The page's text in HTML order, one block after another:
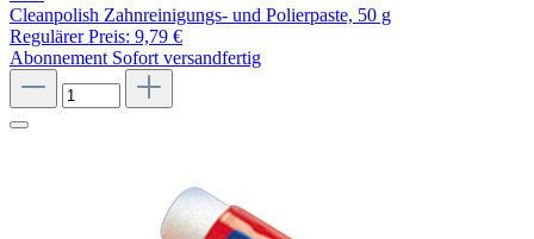
Cleanpolish Zahnreinigungs- und Polierpaste, 50 g
Regulärer Preis: 9,79 €
Abonnement Sofort versandfertig